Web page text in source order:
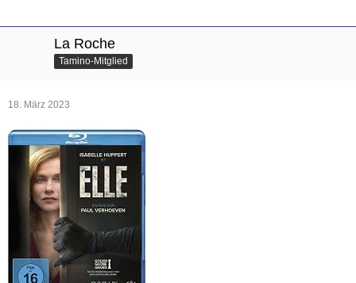
La Roche
Tamino-Mitglied
18. März 2023